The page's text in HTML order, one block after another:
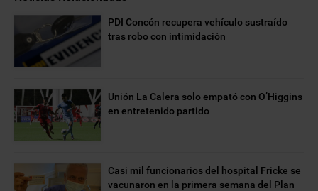
PDI Concón recupera vehículo sustraído
tras robo con intimidación
Unión La Calera solo empató con O’Higgins
en entretenido partido
Casi mil funcionarios del hospital Fricke se
vacunaron en la primera semana del Plan